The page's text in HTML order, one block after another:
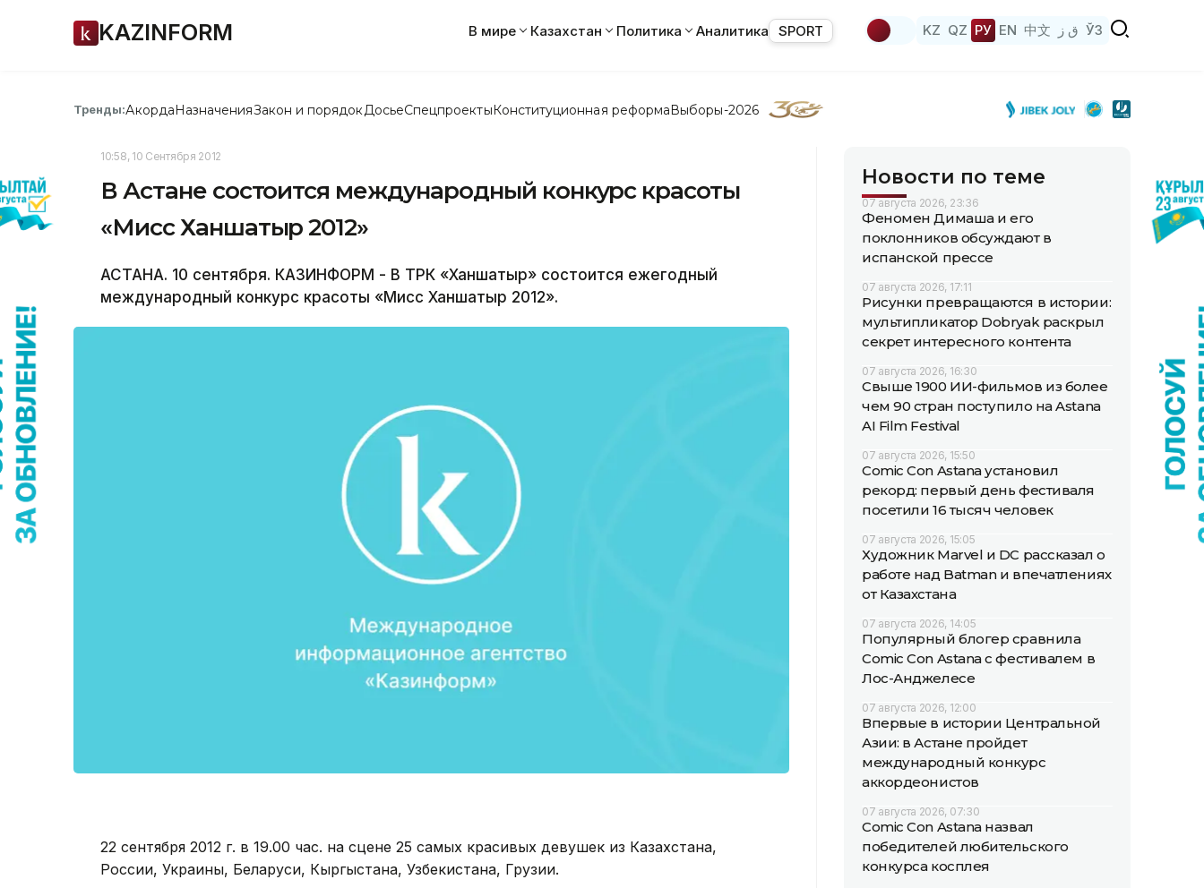
KAZINFORM В мире Казахстан Политика Аналитика SPORT KZ QZ РУ EN 中文 ق ز ЎЗ
Тренды:АкордаНазначенияЗакон и порядок ДосьеСпецпроектыКонституционная реформаВыборы-2026
10:58, 10 Сентября 2012
В Астане состоится международный конкурс красоты
«Мисс Ханшатыр 2012»
АСТАНА. 10 сентября. КАЗИНФОРМ - В ТРК «Ханшатыр» состоится ежегодный
международный конкурс красоты «Мисс Ханшатыр 2012».
22 сентября 2012 г. в 19.00 час. на сцене 25 самых красивых девушек из Казахстана,
России, Украины, Беларуси, Кыргыстана, Узбекистана, Грузии.
Новости по теме
07 августа 2026, 23:36
Феномен Димаша и его
поклонников обсуждают в
испанской прессе
07 августа 2026, 17:11
Рисунки превращаются в истории:
мультипликатор Dobryak раскрыл
секрет интересного контента
07 августа 2026, 16:30
Свыше 1900 ИИ-фильмов из более
чем 90 стран поступило на Astana
AI Film Festival
07 августа 2026, 15:50
Comic Con Astana установил
рекорд: первый день фестиваля
посетили 16 тысяч человек
07 августа 2026, 15:05
Художник Marvel и DC рассказал о
работе над Batman и впечатлениях
от Казахстана
07 августа 2026, 14:05
Популярный блогер сравнила
Comic Con Astana с фестивалем в
Лос-Анджелесе
07 августа 2026, 12:00
Впервые в истории Центральной
Азии: в Астане пройдет
международный конкурс
аккордеонистов
07 августа 2026, 07:30
Comic Con Astana назвал
победителей любительского
конкурса косплея